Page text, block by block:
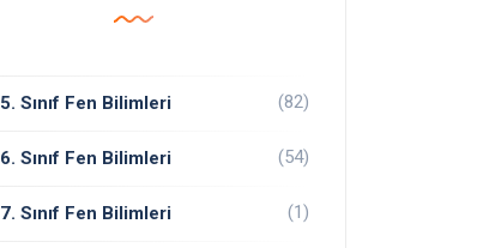
5. Sınıf Fen Bilimleri (82)
6. Sınıf Fen Bilimleri (54)
7. Sınıf Fen Bilimleri (1)